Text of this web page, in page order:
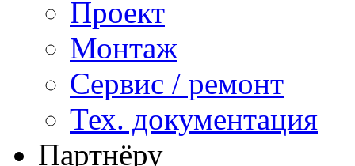
Проект
Монтаж
Сервис / ремонт
Тех. документация
Партнёру